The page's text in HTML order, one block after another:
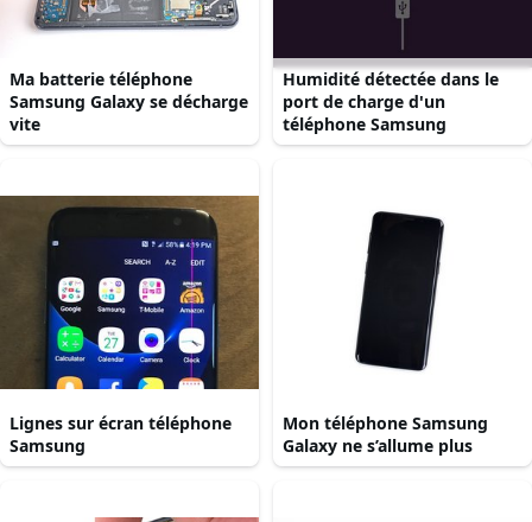
Ma batterie téléphone
Samsung Galaxy se décharge
vite
Humidité détectée dans le
port de charge d'un
téléphone Samsung
Lignes sur écran téléphone
Samsung
Mon téléphone Samsung
Galaxy ne s’allume plus